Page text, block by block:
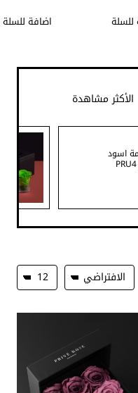
للسلة اضافة للسلة
الأكثر مشاهدة
اسود